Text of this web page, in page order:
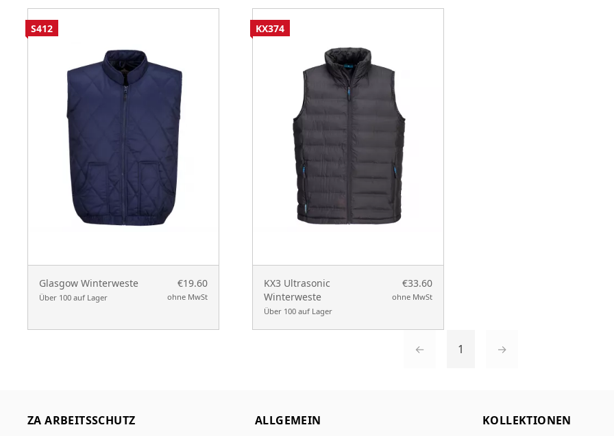
Glasgow Winterweste
Über 100 auf Lager
€19.60
ohne MwSt
S412
KX3 Ultrasonic
Winterweste
Über 100 auf Lager
€33.60
ohne MwSt
KX374
← 1 →
ZA ARBEITSSCHUTZ ALLGEMEIN KOLLEKTIONEN